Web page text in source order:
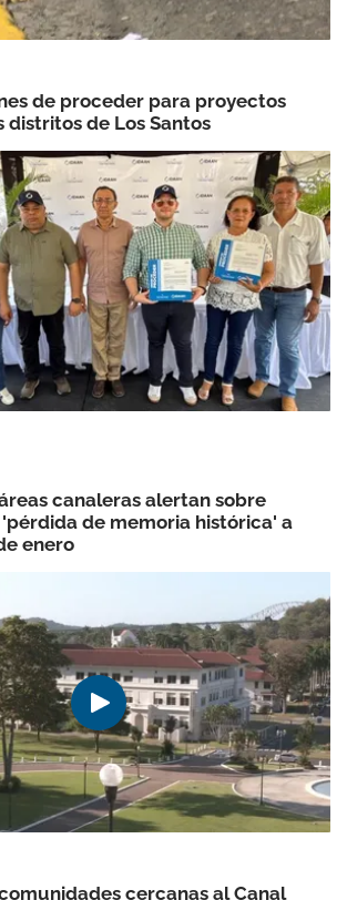
de proceder para proyectos
distritos de Los Santos
canaleras alertan sobre
de memoria histórica' a
enero
cercanas al Canal